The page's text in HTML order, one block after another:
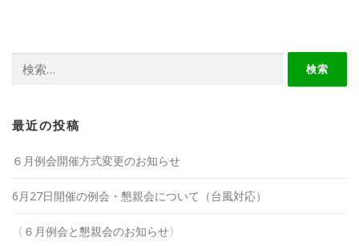
索:
最近の投稿
６月例会開催方式変更のお知らせ
6月27日開催の例会・懇親会について（台風対応）
〈６月例会と懇親会のお知らせ〉